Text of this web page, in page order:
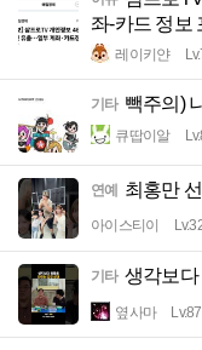
좌-카드 정보
레이키얀
기타 빽주의)
큐땁이알
연예 최홍만
아이스티이
기타 생각보다
옆사마 Lv.87